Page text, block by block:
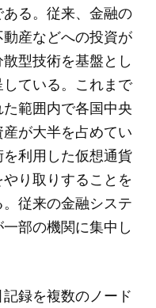
ある。従来、金融の
産などへの投資が
型技術を基盤とし
ている。これまで
範囲内で各国中央
が大半を占めてい
利用した仮想通貨
り取りすることを
従来の金融システ
部の機関に集中し
録を複数のノード